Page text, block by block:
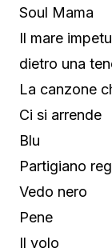
Soul Mama
Il mare
dietro una
La canzone
Ci si arrende
Blu
Partigiano
Vedo nero
Pene
Il volo